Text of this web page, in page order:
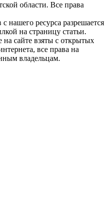
области. Все права
нашего ресурса разрешается
на страницу статьи.
сайте взяты с открытых
все права на
владельцам.